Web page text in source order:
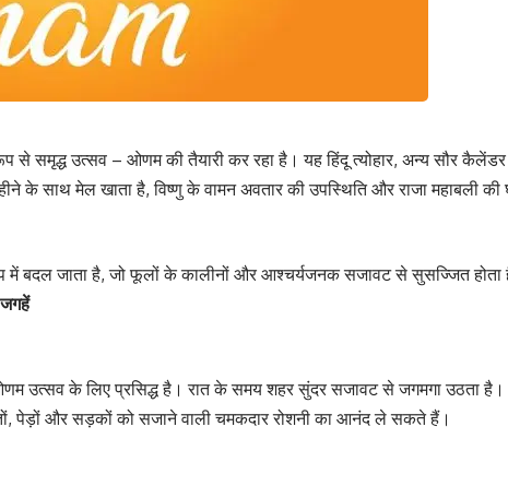
समृद्ध उत्सव – ओणम की तैयारी कर रहा है। यह हिंदू त्योहार, अन्य सौर
के साथ मेल खाता है, विष्णु के वामन अवतार की उपस्थिति और राजा महाबली की
बदल जाता है, जो फूलों के कालीनों और आश्चर्यजनक सजावट से सुसज्जित होता
उत्सव के लिए प्रसिद्ध है। रात के समय शहर सुंदर सजावट से जगमगा उठता है।
पेड़ों और सड़कों को सजाने वाली चमकदार रोशनी का आनंद ले सकते हैं।